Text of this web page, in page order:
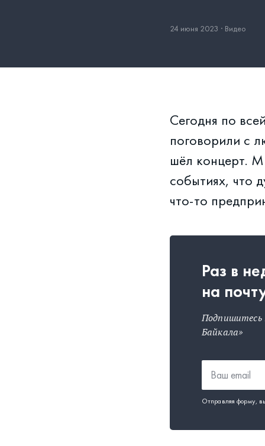
24 июня 2023 · Видео
Сегодня по
поговорили с
шёл концерт.
событиях, что
что-то
Раз в
на
Подпишитесь
Байкала»
Отправляя форму,